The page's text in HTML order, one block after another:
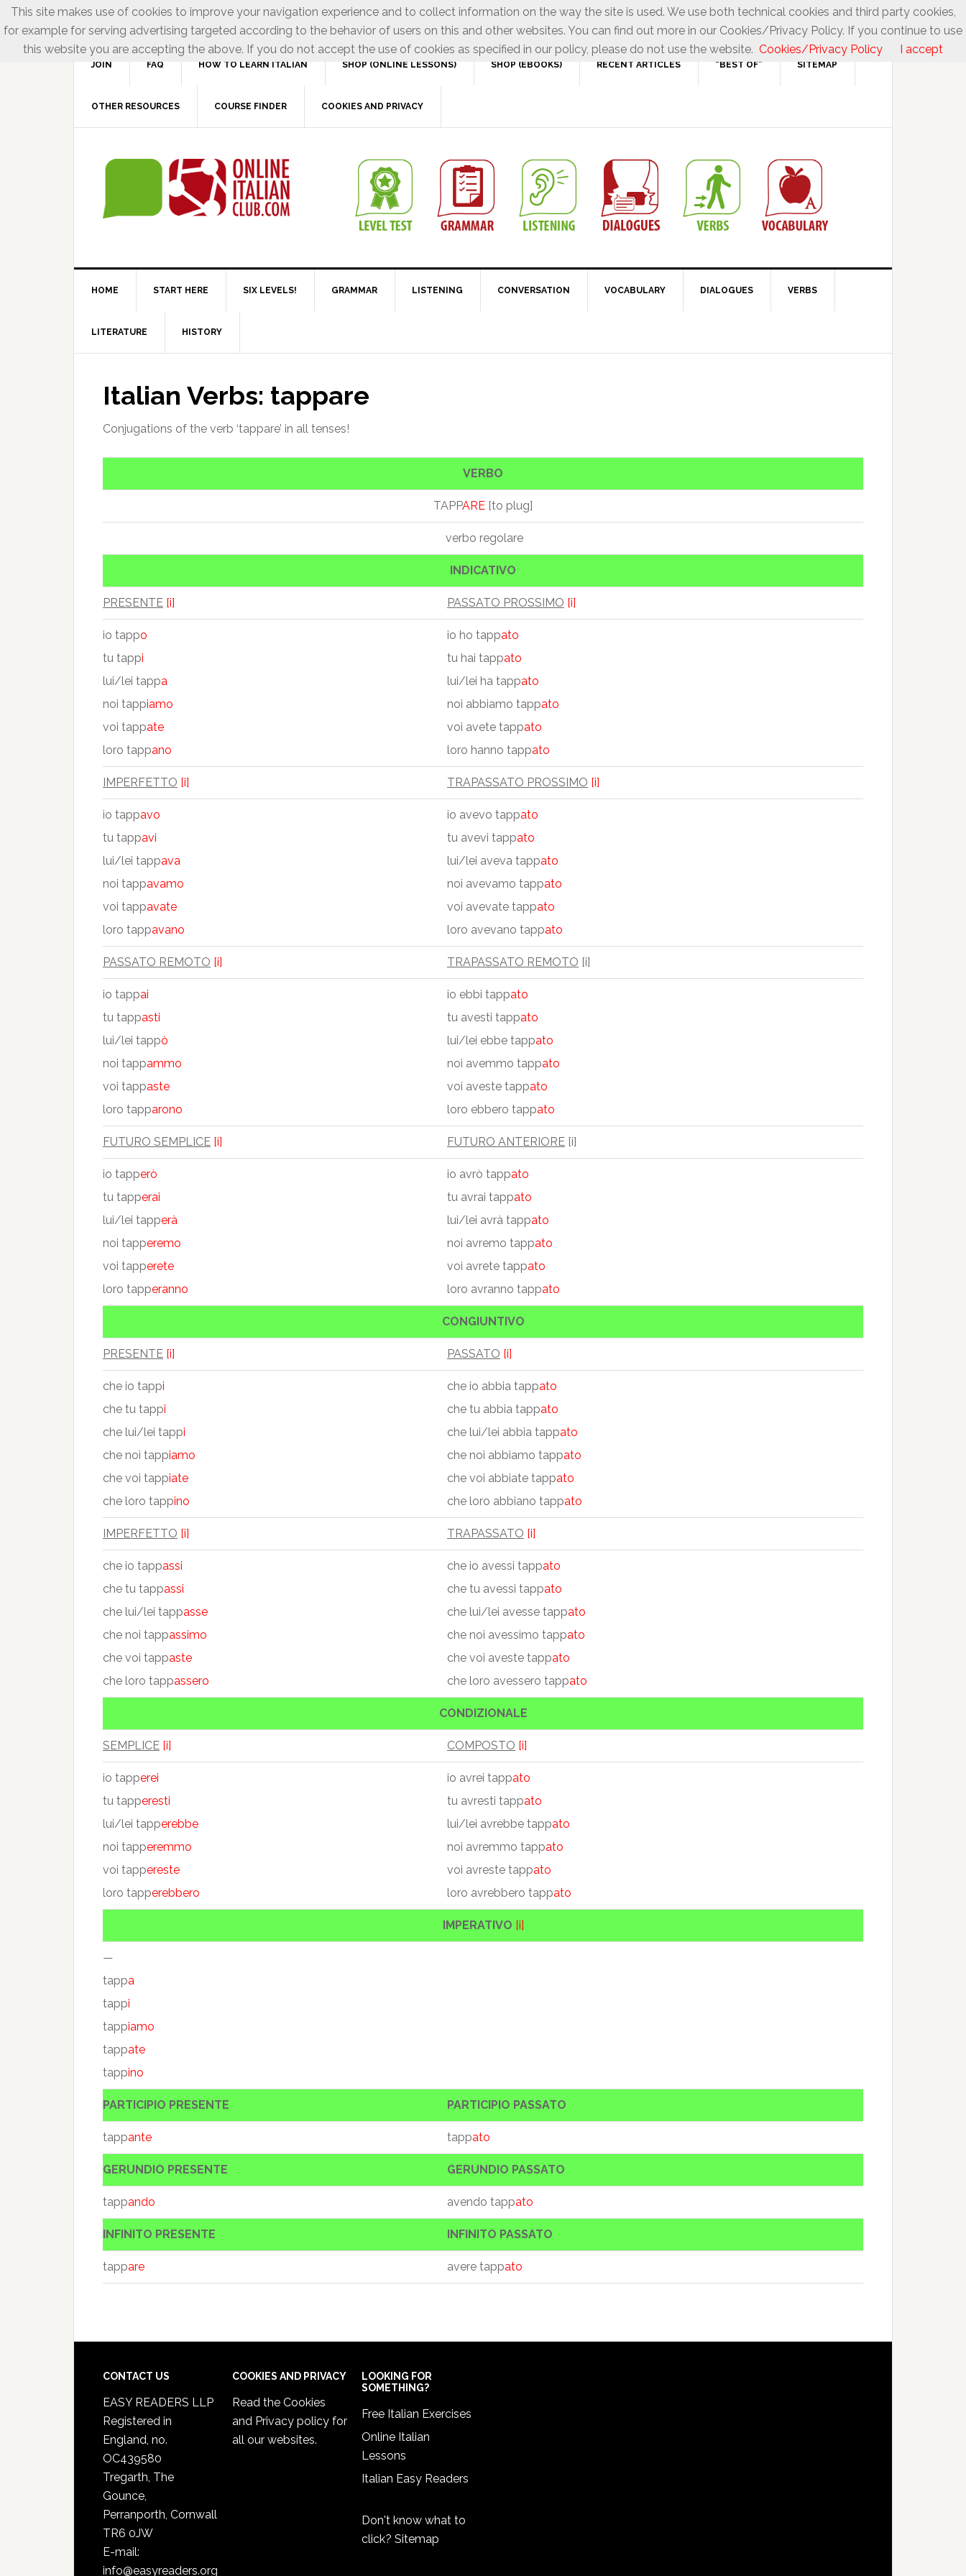
JOIN FAQ HOW TO LEARN ITALIAN SHOP (ONLINE LESSONS) SHOP (EBOOKS) RECENT ARTICLES “BEST OF” SITEMAP
OTHER RESOURCES COURSE FINDER COOKIES AND PRIVACY
HOME START HERE SIX LEVELS! GRAMMAR LISTENING CONVERSATION VOCABULARY DIALOGUES VERBS
LITERATURE HISTORY
Italian Verbs: tappare
Conjugations of the verb ‘tappare’ in all tenses!
VERBO
TAPPARE [to plug]
verbo regolare
INDICATIVO
PRESENTE [i] PASSATO PROSSIMO [i]
io tappo
tu tappi
lui/lei tappa
noi tappiamo
voi tappate
loro tappano
io ho tappato
tu hai tappato
lui/lei ha tappato
noi abbiamo tappato
voi avete tappato
loro hanno tappato
IMPERFETTO [i] TRAPASSATO PROSSIMO [i]
io tappavo
tu tappavi
lui/lei tappava
noi tappavamo
voi tappavate
loro tappavano
io avevo tappato
tu avevi tappato
lui/lei aveva tappato
noi avevamo tappato
voi avevate tappato
loro avevano tappato
PASSATO REMOTO [i] TRAPASSATO REMOTO [i]
io tappai
tu tappasti
lui/lei tappò
noi tappammo
voi tappaste
loro tapparono
io ebbi tappato
tu avesti tappato
lui/lei ebbe tappato
noi avemmo tappato
voi aveste tappato
loro ebbero tappato
FUTURO SEMPLICE [i] FUTURO ANTERIORE [i]
io tapperò
tu tapperai
lui/lei tapperà
noi tapperemo
voi tapperete
loro tapperanno
io avrò tappato
tu avrai tappato
lui/lei avrà tappato
noi avremo tappato
voi avrete tappato
loro avranno tappato
CONGIUNTIVO
PRESENTE [i] PASSATO [i]
che io tappi
che tu tappi
che lui/lei tappi
che noi tappiamo
che voi tappiate
che loro tappino
che io abbia tappato
che tu abbia tappato
che lui/lei abbia tappato
che noi abbiamo tappato
che voi abbiate tappato
che loro abbiano tappato
IMPERFETTO [i] TRAPASSATO [i]
che io tappassi
che tu tappassi
che lui/lei tappasse
che noi tappassimo
che voi tappaste
che loro tappassero
che io avessi tappato
che tu avessi tappato
che lui/lei avesse tappato
che noi avessimo tappato
che voi aveste tappato
che loro avessero tappato
CONDIZIONALE
SEMPLICE [i] COMPOSTO [i]
io tapperei
tu tapperesti
lui/lei tapperebbe
noi tapperemmo
voi tappereste
loro tapperebbero
io avrei tappato
tu avresti tappato
lui/lei avrebbe tappato
noi avremmo tappato
voi avreste tappato
loro avrebbero tappato
IMPERATIVO [i]
—
tappa
tappi
tappiamo
tappate
tappino
PARTICIPIO PRESENTE PARTICIPIO PASSATO
tappante tappato
GERUNDIO PRESENTE GERUNDIO PASSATO
tappando avendo tappato
INFINITO PRESENTE INFINITO PASSATO
tappare avere tappato
CONTACT US
EASY READERS LLP
Registered in
England, no.
OC439580
Tregarth, The
Gounce,
Perranporth, Cornwall
TR6 0JW
E-mail:
info@easyreaders.org
COOKIES AND PRIVACY
Read the Cookies
and Privacy policy for
all our websites.
LOOKING FOR
SOMETHING?
Free Italian Exercises
Online Italian
Lessons
Italian Easy Readers
Don't know what to
click? Sitemap
This site makes use of cookies to improve your navigation experience and to collect information on the way the site is used. We use both technical cookies and third party cookies,
for example for serving advertising targeted according to the behavior of users on this and other websites. You can find out more in our Cookies/Privacy Policy. If you continue to use
this website you are accepting the above. If you do not accept the use of cookies as specified in our policy, please do not use the website. Cookies/Privacy Policy I accept